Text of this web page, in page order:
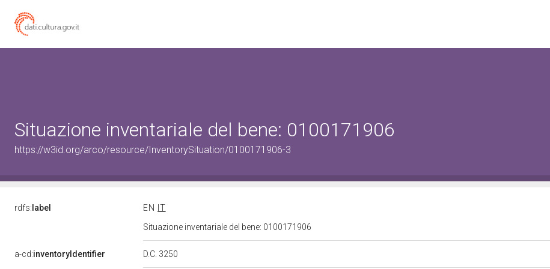
Situazione inventariale del bene: 0100171906
https://w3id.org/arco/resource/InventorySituation/0100171906-3
rdfs: label EN
IT
Situazione inventariale del bene: 0100171906
a-cd:inventoryIdentifier D.C. 3250